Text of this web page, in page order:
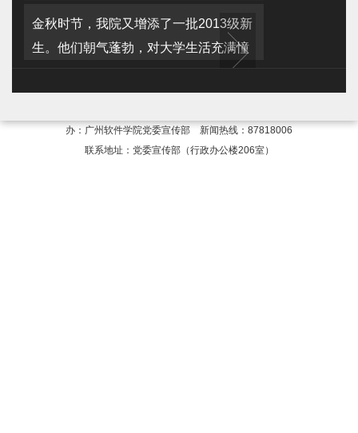
金秋时节，我院又增添了一批2013级新
生。他们朝气蓬勃，对大学生活充满憧
憬，对未来充满期待；注册现场，迎新
志愿者、学长、老师和家长带着热切的
关怀，给予新同学大学第一天最深刻的
感动。下面是学生记者在报到当天捕捉
办：广州软件学院党委宣传部 新闻热线：87818006
联系地址：党委宣传部（行政办公楼206室）